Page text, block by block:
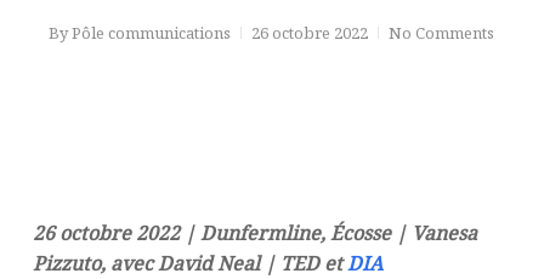
ByPôle communications 26 octobre 2022 No Comments
26 octobre 2022 | Dunfermline, Écosse | Vanesa
Pizzuto, avec David Neal | TED etDIA